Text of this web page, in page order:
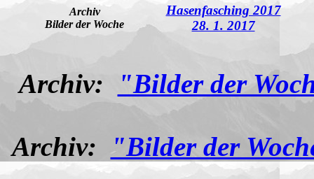
Archiv
Bilder der Woche
Hasenfasching 2017
28. 1. 2017
Archiv: "Bilder der
Archiv: "Bilder der